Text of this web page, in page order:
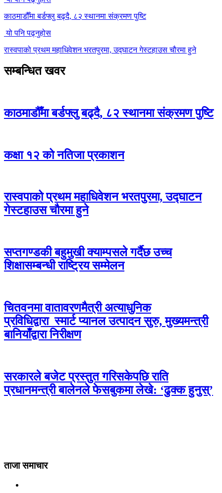
काठमाडौँमा बर्डफ्लु बढ्दै, ८२ स्थानमा संक्रमण पुष्टि
यो पनि पढ्नुहोस
रास्वपाको प्रथम महाधिवेशन भरतपुरमा, उद्घाटन गेस्टहाउस चौरमा हुने
सम्बन्धित खवर
काठमाडौँमा बर्डफ्लु बढ्दै, ८२ स्थानमा संक्रमण पुष्टि
कक्षा १२ को नतिजा प्रकाशन
रास्वपाको प्रथम महाधिवेशन भरतपुरमा, उद्घाटन
गेस्टहाउस चौरमा हुने
सप्तगण्डकी बहुमुखी क्याम्पसले गर्दैछ उच्च
शिक्षासम्बन्धी राष्ट्रिय सम्मेलन
चितवनमा वातावरणमैत्री अत्याधुनिक
प्रविधिद्वारा स्मार्ट प्यानल उत्पादन सुरु, मुख्यमन्त्री
बानियाँद्वारा निरीक्षण
सरकारले बजेट प्रस्तुत गरिसकेपछि राति
प्रधानमन्त्री बालेनले फेसबुकमा लेखे: ‘ढुक्क हुनुस्’
ताजा समाचार